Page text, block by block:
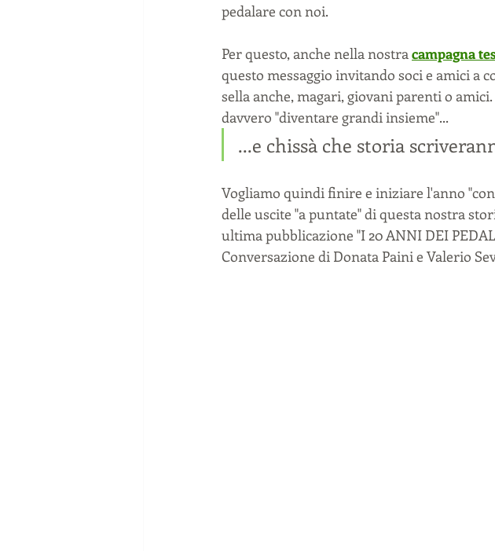
pedalare con noi.
Per questo, anche nella nostracampagna
questo messaggio invitando soci e amici
sella anche, magari, giovani parenti o
davvero "diventare grandi insieme"...
...e chissà che storia
Vogliamo quindi finire e iniziare l'anno
delle uscite "a puntate" di questa nostra
ultima pubblicazione "I 20 ANNI DEI
Conversazione di Donata Paini e Valerio